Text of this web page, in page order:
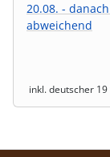
20.08. -
abweichend
inkl. deutscher 19